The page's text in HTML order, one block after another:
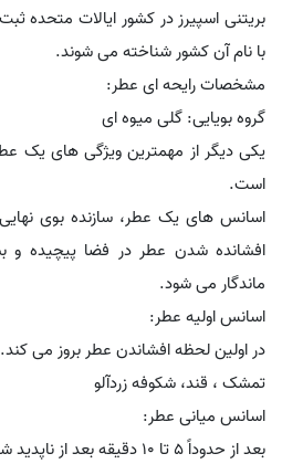
بریتنی اسپیرز در کشور ایالات متحده
با نام آن کشور شناخته می شوند.
مشخصات رایحه ای عطر:
گروه بویایی: گلی میوه ای
یکی دیگر از مهمترین ویژگی های یک
است.
اسانس های یک عطر، سازنده بوی
افشانده شدن عطر در فضا پیچیده
ماندگار می شود.
اسانس اولیه عطر:
در اولین لحظه افشاندن عطر بروز می کند.
تمشک ، قند، شکوفه زردآلو
اسانس میانی عطر:
بعد از حدوداً 5 تا 10 دقیقه بعد از ناپدید شدن نت اولیه عطر بروز می کند.